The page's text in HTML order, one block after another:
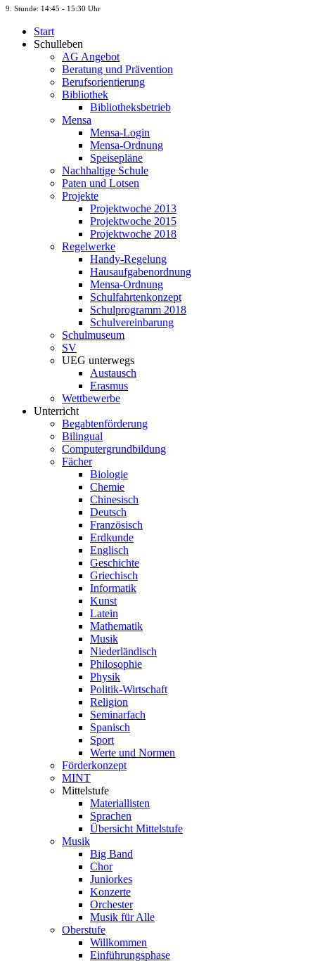
9. Stunde: 14:45 - 15:30 Uhr
Start
Schulleben
AG Angebot
Beratung und Prävention
Berufsorientierung
Bibliothek
Bibliotheksbetrieb
Mensa
Mensa-Login
Mensa-Ordnung
Speisepläne
Nachhaltige Schule
Paten und Lotsen
Projekte
Projektwoche 2013
Projektwoche 2015
Projektwoche 2018
Regelwerke
Handy-Regelung
Hausaufgabenordnung
Mensa-Ordnung
Schulfahrtenkonzept
Schulprogramm 2018
Schulvereinbarung
Schulmuseum
SV
UEG unterwegs
Austausch
Erasmus
Wettbewerbe
Unterricht
Begabtenförderung
Bilingual
Computergrundbildung
Fächer
Biologie
Chemie
Chinesisch
Deutsch
Französisch
Erdkunde
Englisch
Geschichte
Griechisch
Informatik
Kunst
Latein
Mathematik
Musik
Niederländisch
Philosophie
Physik
Politik-Wirtschaft
Religion
Seminarfach
Spanisch
Sport
Werte und Normen
Förderkonzept
MINT
Mittelstufe
Materiallisten
Sprachen
Übersicht Mittelstufe
Musik
Big Band
Chor
Juniorkes
Konzerte
Orchester
Musik für Alle
Oberstufe
Willkommen
Einführungsphase